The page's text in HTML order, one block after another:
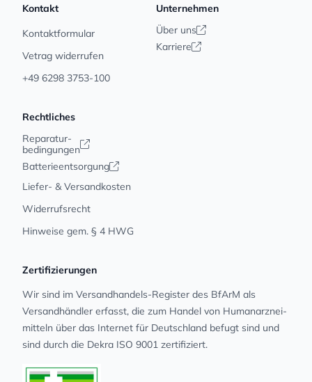
Kontakt
Kontaktformular
Vetrag widerrufen
+49 6298 3753-100
Unternehmen
Über uns
Karriere
Rechtliches
Reparatur-
bedingungen
Batterieentsorgung
Liefer- & Versandkosten
Widerrufsrecht
Hinweise gem. § 4 HWG
Zertifizierungen
Wir sind im Versandhandels-Register des BfArM als
Versandhändler erfasst, die zum Handel von Human­arz­nei­
mit­teln über das Internet für Deutschland befugt sind und
sind durch die Dekra ISO 9001 zertifiziert.